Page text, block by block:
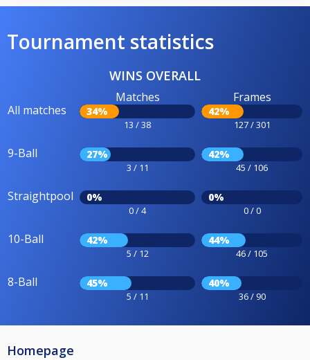
Tournament statistics
WINS OVERALL
All matches
Matches
34%
13 / 38
Frames
42%
127 / 301
9-Ball 27%
3 / 11
42%
45 / 106
Straightpool 0%
0 / 4
0%
0 / 0
10-Ball 42%
5 / 12
44%
46 / 105
8-Ball 45%
5 / 11
40%
36 / 90
Homepage